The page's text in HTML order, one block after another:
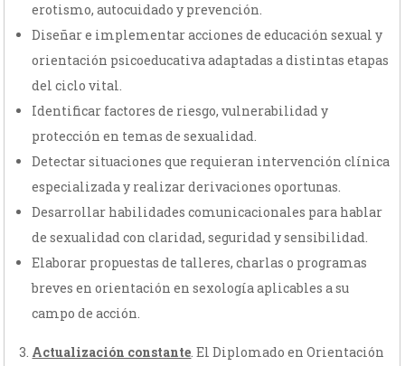
erotismo, autocuidado y prevención.
Diseñar e implementar acciones de educación sexual y
orientación psicoeducativa adaptadas a distintas etapas
del ciclo vital.
Identificar factores de riesgo, vulnerabilidad y
protección en temas de sexualidad.
Detectar situaciones que requieran intervención clínica
especializada y realizar derivaciones oportunas.
Desarrollar habilidades comunicacionales para hablar
de sexualidad con claridad, seguridad y sensibilidad.
Elaborar propuestas de talleres, charlas o programas
breves en orientación en sexología aplicables a su
campo de acción.
Actualización constante. El Diplomado en Orientación